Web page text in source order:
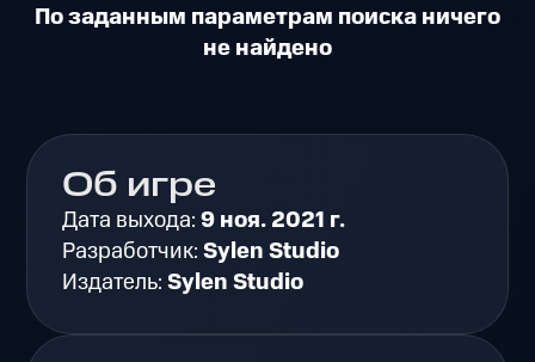
По заданным параметрам поиска ничего
не найдено
Об игре
Дата выхода:9 ноя. 2021 г.
Разработчик:Sylen Studio
Издатель:Sylen Studio